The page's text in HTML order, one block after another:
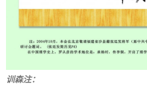
训森注：